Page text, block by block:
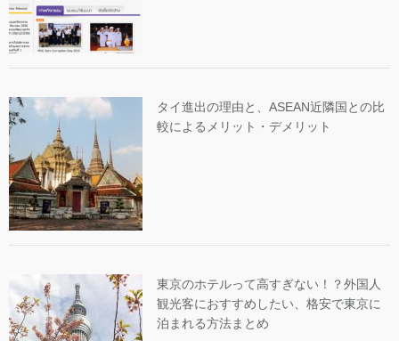
タイ進出の理由と、ASEAN近隣国との比
較によるメリット・デメリット
東京のホテルって高すぎない！？外国人
観光客におすすめしたい、格安で東京に
泊まれる方法まとめ